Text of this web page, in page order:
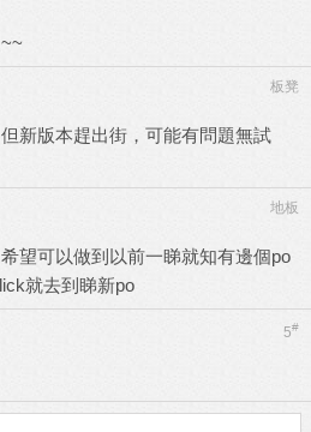
板凳
新版本趕出街，可能有問題無試
地板
望可以做到以前一睇就知有邊個po
就去到睇新po
5#